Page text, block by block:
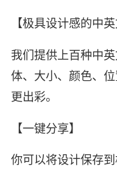
【极具设计感的中英
我们提供上百种中
体、大小、颜色、
更出彩。
【一键分享】
你可以将设计保存